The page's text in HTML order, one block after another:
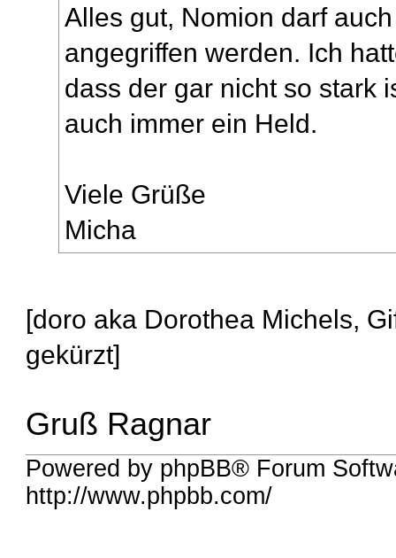
Alles gut, Nomion darf
angegriffen werden. Ich
dass der gar nicht so stark
auch immer ein Held.
Viele Grüße
Micha
[doro aka Dorothea Michels,
gekürzt]
Gruß Ragnar
Powered by phpBB® Forum
http://www.phpbb.com/